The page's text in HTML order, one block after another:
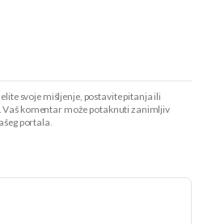
svoje mišljenje, postavite pitanja ili
Vaš komentar može potaknuti zanimljiv
portala.